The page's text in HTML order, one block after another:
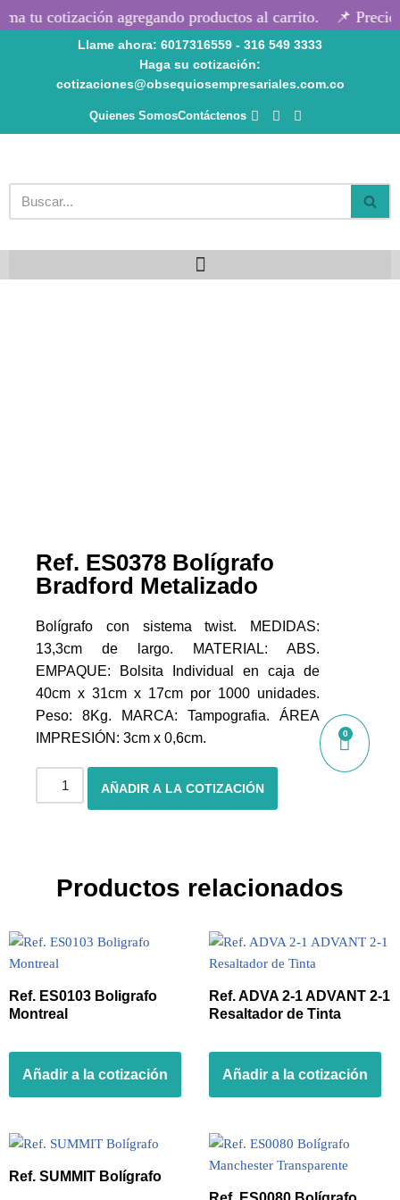
contenido
tu cotización agregando productos al carrito. 📌
Llame ahora: 6017316559 - 316 549 3333
Haga su cotización:
cotizaciones@obsequiosempresariales.com.co
Quienes SomosContáctenos
0
Ref. ES0378 Bolígrafo
Bradford Metalizado
Bolígrafo con sistema twist. MEDIDAS:
13,3cm de largo. MATERIAL: ABS.
EMPAQUE: Bolsita Individual en caja de
40cm x 31cm x 17cm por 1000 unidades.
Peso: 8Kg. MARCA: Tampografia. ÁREA
IMPRESIÓN: 3cm x 0,6cm.
AÑADIR A LA COTIZACIÓN
Productos relacionados
Ref. ES0103 Boligrafo
Montreal
Añadir a la cotización
Ref. ADVA 2-1 ADVANT 2-1
Resaltador de Tinta
Añadir a la cotización
Ref. SUMMIT Bolígrafo